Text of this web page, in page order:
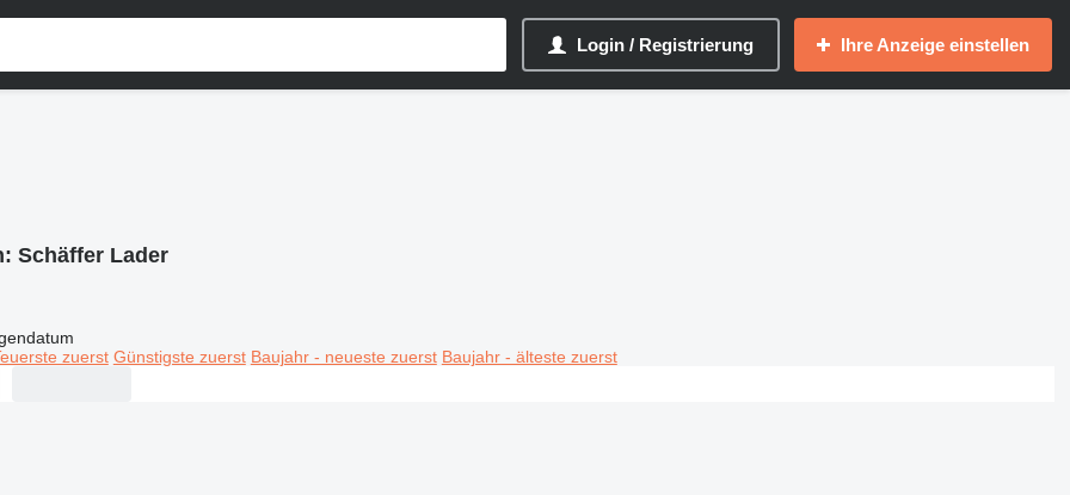
Login / Registrierung Ihre Anzeige einstellen
Schäffer Lader
zuerst Günstigste zuerst Baujahr - neueste zuerst Baujahr - älteste zuerst